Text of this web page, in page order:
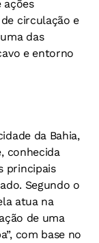
ações
circulação e
das
e entorno
da Bahia,
conhecida
principais
Segundo o
atua na
de uma
com base no